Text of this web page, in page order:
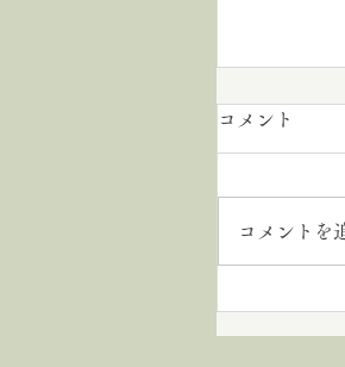
コメント
コメントを